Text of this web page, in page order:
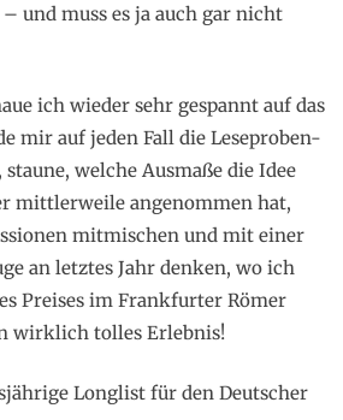
und muss es ja auch gar nicht
ich wieder sehr gespannt auf das
mir auf jeden Fall die Leseproben-
welche Ausmaße die Idee
mittlerweile angenommen hat,
mitmischen und mit einer
an letztes Jahr denken, wo ich
Preises im Frankfurter Römer
wirklich tolles Erlebnis!
Longlist für den Deutscher